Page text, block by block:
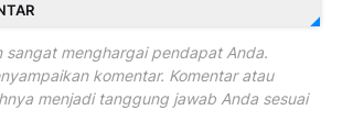
sangat menghargai pendapat Anda.
komentar. Komentar atau
menjadi tanggung jawab Anda sesuai